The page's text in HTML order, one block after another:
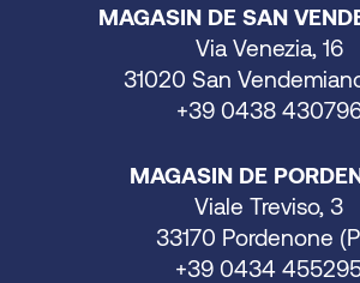
MAGASIN DE SAN
Via Venezia, 16
31020 San
+39 0438
MAGASIN DE
Viale Treviso, 3
33170 Pordenone
+39 0434